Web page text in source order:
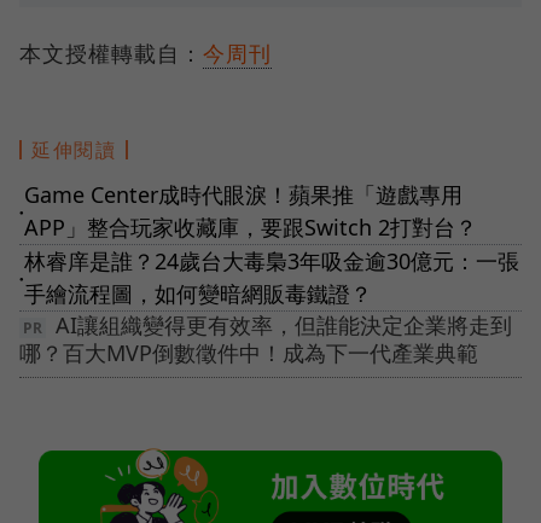
本文授權轉載自： 今周刊
延伸閱讀
●
Game Center成時代眼淚！蘋果推「遊戲專用
APP」整合玩家收藏庫，要跟Switch 2打對台？
●
林睿庠是誰？24歲台大毒梟3年吸金逾30億元：一張
手繪流程圖，如何變暗網販毒鐵證？
AI讓組織變得更有效率，但誰能決定企業將走到
哪？百大MVP倒數徵件中！成為下一代產業典範